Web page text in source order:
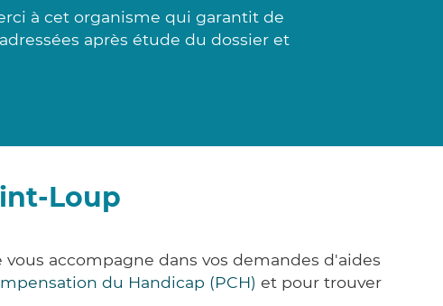
à cet organisme qui garantit de
après étude du dossier et
Loup
accompagne dans vos demandes d'aides
du Handicap (PCH) et pour trouver